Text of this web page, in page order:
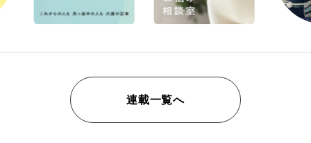
連載一覧へ